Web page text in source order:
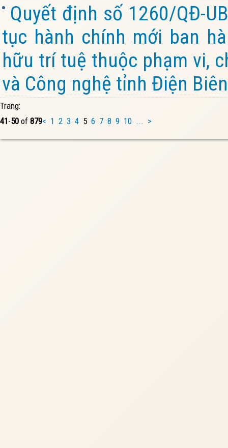
Quyết định số 1260/QĐ-
tục hành chính mới ban
hữu trí tuệ thuộc phạm vi,
và Công nghệ tỉnh Điện Biên
Trang:
41-50 of 879< 1 2 3 4 5 6 7 8 9 10 ... >